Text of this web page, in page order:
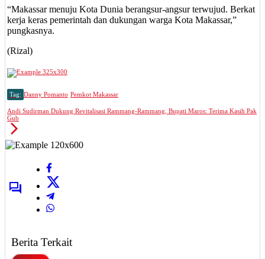
“Makassar menuju Kota Dunia berangsur-angsur terwujud. Berkat
kerja keras pemerintah dan dukungan warga Kota Makassar,”
pungkasnya.
(Rizal)
Tag: Danny Pomanto Pemkot Makassar
Andi Sudirman Dukung Revitalisasi Rammang-Rammang, Bupati Maros: Terima Kasih Pak
Gub
Berita Terkait